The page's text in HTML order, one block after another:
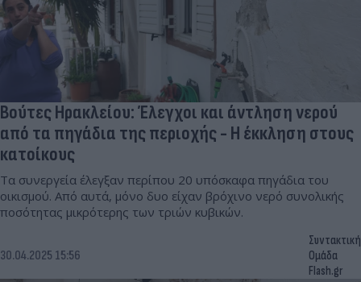
Βούτες Ηρακλείου: Έλεγχοι και άντληση νερού
από τα πηγάδια της περιοχής - Η έκκληση στους
κατοίκους
Τα συνεργεία έλεγξαν περίπου 20 υπόσκαφα πηγάδια του
οικισμού. Από αυτά, μόνο δυο είχαν βρόχινο νερό συνολικής
ποσότητας μικρότερης των τριών κυβικών.
30.04.2025 15:56
Συντακτική
Ομάδα
Flash.gr